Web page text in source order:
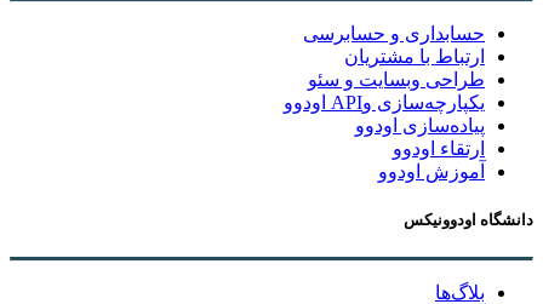
حسابداری و حسابرسی
ارتباط با مشتریان
طراحی وبسایت و سئو
یکپارچه‌سازی وAPI اودوو
پیاده‌سازی اودوو
ارتقاء اودوو
آموزش اودوو
اودوونیکس
بلاگ‌ها